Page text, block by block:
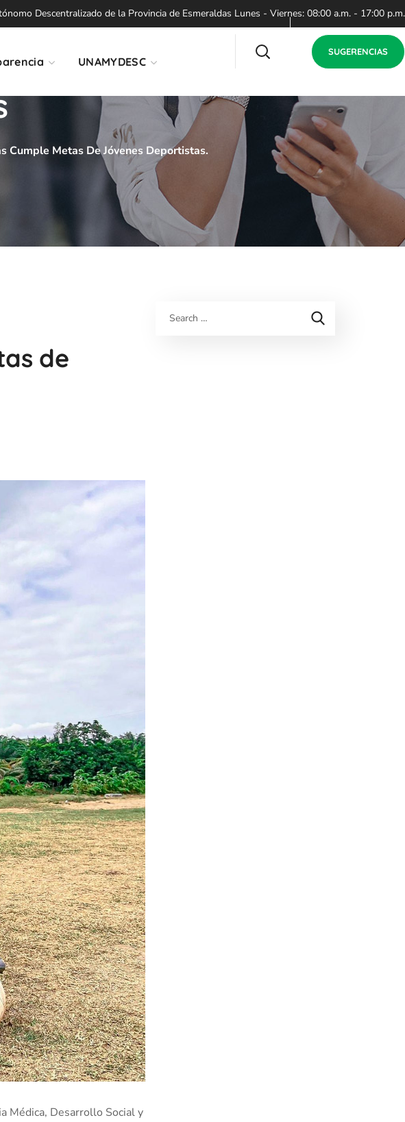
Descentralizado de la Provincia de Esmeraldas Lunes - Viernes: 08:00 a.m. - 17:00 p.m.
UNAMYDESC
SUGERENCIAS
Cumple Metas De Jóvenes Deportistas.
de
Médica, Desarrollo Social y